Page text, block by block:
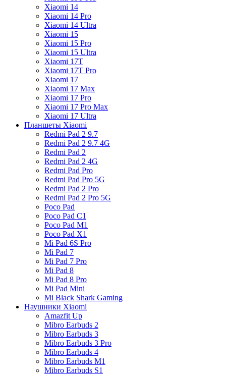
Xiaomi 14
Xiaomi 14 Pro
Xiaomi 14 Ultra
Xiaomi 15
Xiaomi 15 Pro
Xiaomi 15 Ultra
Xiaomi 17T
Xiaomi 17T Pro
Xiaomi 17
Xiaomi 17 Max
Xiaomi 17 Pro
Xiaomi 17 Pro Max
Xiaomi 17 Ultra
Планшеты Xiaomi
Redmi Pad 2 9.7
Redmi Pad 2 9.7 4G
Redmi Pad 2
Redmi Pad 2 4G
Redmi Pad Pro
Redmi Pad Pro 5G
Redmi Pad 2 Pro
Redmi Pad 2 Pro 5G
Poco Pad
Poco Pad C1
Poco Pad M1
Poco Pad X1
Mi Pad 6S Pro
Mi Pad 7
Mi Pad 7 Pro
Mi Pad 8
Mi Pad 8 Pro
Mi Pad Mini
Mi Black Shark Gaming
Наушники Xiaomi
Amazfit Up
Mibro Earbuds 2
Mibro Earbuds 3
Mibro Earbuds 3 Pro
Mibro Earbuds 4
Mibro Earbuds M1
Mibro Earbuds S1